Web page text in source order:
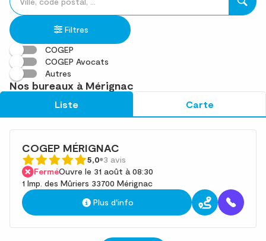
un
établissement
renseigner
une
adresse
résultat(s)
trouvé(s)
Filtres
COGEP
COGEP Avocats
Autres
Nos bureaux à Mérignac
Liste Carte
COGEP MÉRIGNAC
5,0 3 avis
FerméOuvre le 31 août à 08:30
1 Imp. des Mûriers 33700 Mérignac
Plus d'info